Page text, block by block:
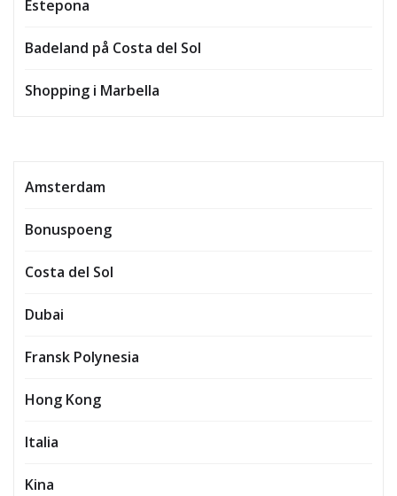
Estepona
Badeland på Costa del Sol
Shopping i Marbella
Amsterdam
Bonuspoeng
Costa del Sol
Dubai
Fransk Polynesia
Hong Kong
Italia
Kina